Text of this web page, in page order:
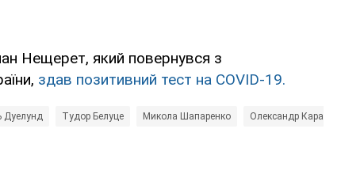
Нещерет, який повернувся з
здав позитивний тест на COVID-19.
Дуелунд Тудор Белуце Микола Шапаренко Олександр Караваєв